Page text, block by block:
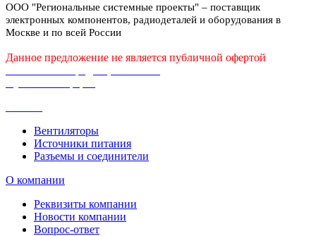
ООО "Региональные системные проекты" – поставщик
электронных компонентов, радиодеталей и оборудования в
Москве и по всей России
Данное предложение не является публичной офертой
Вентиляторы
Источники питания
Разъемы и соединители
О компании
Реквизиты компании
Новости компании
Вопрос-ответ